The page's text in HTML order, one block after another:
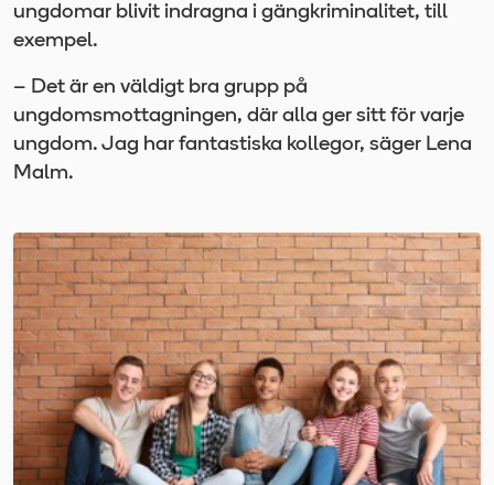
ungdomar blivit indragna i gängkriminalitet, till
exempel.
– Det är en väldigt bra grupp på
ungdomsmottagningen, där alla ger sitt för varje
ungdom. Jag har fantastiska kollegor, säger Lena
Malm.